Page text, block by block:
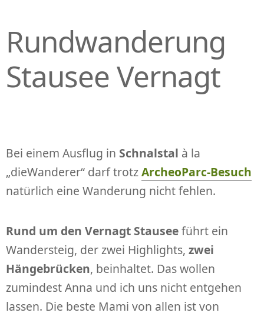
Rundwanderung
Stausee Vernagt
Bei einem Ausflug in Schnalstal à la
„dieWanderer“ darf trotzArcheoParc-Besuch
natürlich eine Wanderung nicht fehlen.
Rund um den Vernagt Stauseeführt ein
Wandersteig, der zwei Highlights, zwei
Hängebrücken, beinhaltet. Das wollen
zumindest Anna und ich uns nicht entgehen
lassen. Die beste Mami von allen ist von